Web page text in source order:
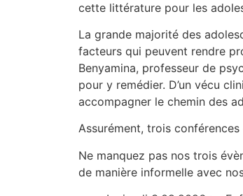
cette littérature pour les
La grande majorité des
facteurs qui peuvent rendre
Benyamina, professeur de
pour y remédier. D’un vécu
accompagner le chemin des
Assurément, trois
Ne manquez pas nos trois
de manière informelle avec